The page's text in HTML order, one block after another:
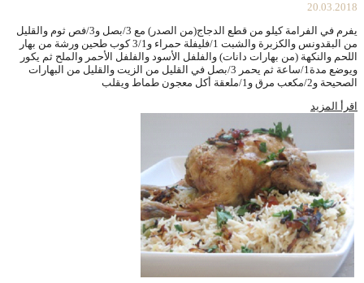
20.03.2018
يفرم في الفرامة كيلو من قطع الدجاج(من الصدر) مع 3/بصل و3/فص ثوم والقليل
من البقدونس والكزبرة والشبت 1/فليفلة حمراء و3/1 كوب طحين ورشة من بهار
اللحم والنكهة (من بهارات دانات) والفلفل الأسود والفلفل الأحمر والملح ثم يكور
ويوضع مدة1/ساعة ثم يحمر 3/بصل في القليل من الزيت والقليل من البهارات
الصحيحة و2/مكعب مرق و1/ملعقة أكل معجون طماط ويقلب
اقرأ المزيد